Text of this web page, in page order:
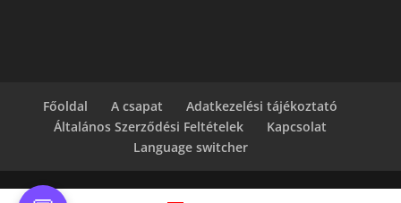
Főoldal A csapat
Adatkezelési tájékoztató
Általános Szerződési Feltételek
Kapcsolat
Language switcher